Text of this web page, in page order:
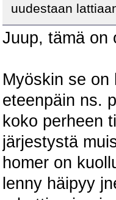
uudestaan
Juup, tämä on
Myöskin se on
eteenpäin ns.
koko perheen
järjestystä
homer on
lenny häipyy